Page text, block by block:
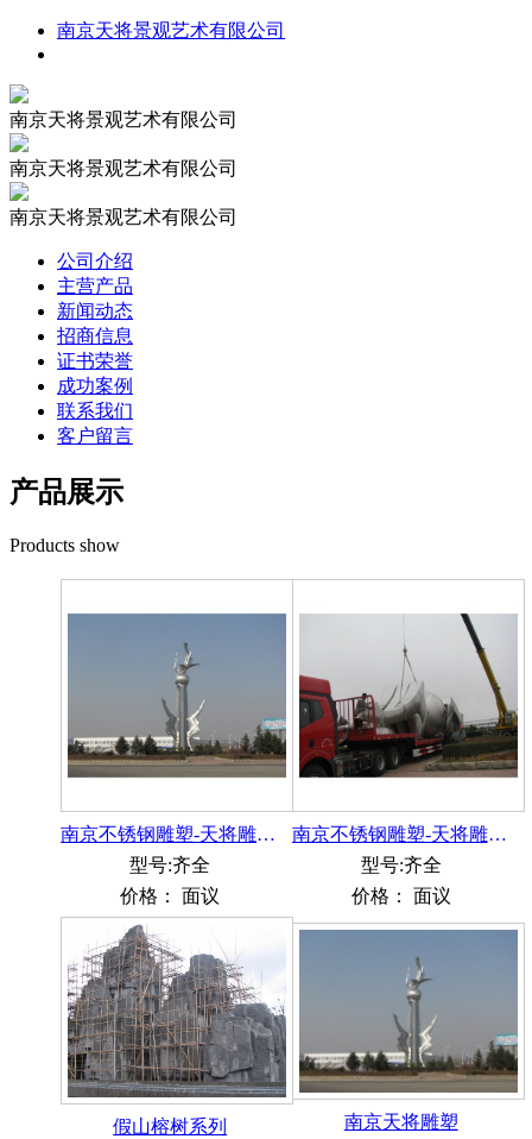
南京天将景观艺术有限公司
南京天将景观艺术有限公司
南京天将景观艺术有限公司
南京天将景观艺术有限公司
公司介绍
主营产品
新闻动态
招商信息
证书荣誉
成功案例
联系我们
客户留言
产品展示
Products show
南京不锈钢雕塑-天将雕塑--辽宁27米雕塑《筑巢引凤》
型号:齐全
价格：面议
南京不锈钢雕塑-天将雕塑-不锈钢雕塑-辽宁27米雕塑
型号:齐全
价格： 面议
假山榕树系列
南京天将雕塑